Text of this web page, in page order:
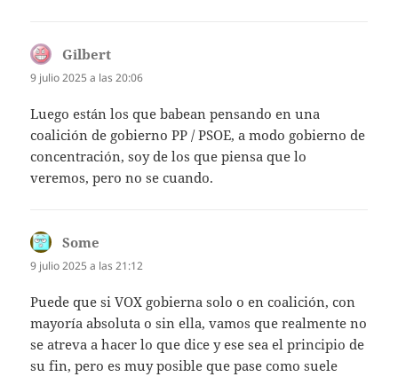
Gilbert
9 julio 2025 a las 20:06
Luego están los que babean pensando en una
coalición de gobierno PP / PSOE, a modo gobierno de
concentración, soy de los que piensa que lo
veremos, pero no se cuando.
Some
9 julio 2025 a las 21:12
Puede que si VOX gobierna solo o en coalición, con
mayoría absoluta o sin ella, vamos que realmente no
se atreva a hacer lo que dice y ese sea el principio de
su fin, pero es muy posible que pase como suele